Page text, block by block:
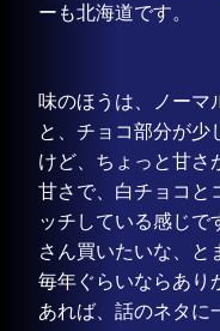
ーも北海道です。
味のほうは、ノーマ
と、チョコ部分が少
けど、ちょっと甘
甘さで、白チョコと
ッチしている感じで
さん買いたいな、と
毎年ぐらいならあり
あれば、話のネタに